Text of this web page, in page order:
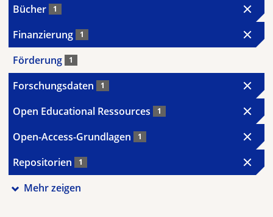
Bücher 1
Finanzierung 1
Förderung 1
Forschungsdaten 1
Open Educational Ressources 1
Open-Access-Grundlagen 1
Repositorien 1
Mehr zeigen